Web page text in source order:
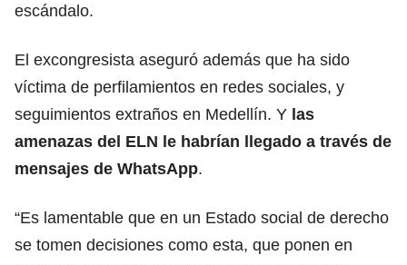
escándalo.
El excongresista aseguró además que ha sido
víctima de perfilamientos en redes sociales, y
seguimientos extraños en Medellín. Y las
amenazas del ELN le habrían llegado a través de
mensajes de WhatsApp.
“Es lamentable que en un Estado social de derecho
se tomen decisiones como esta, que ponen en